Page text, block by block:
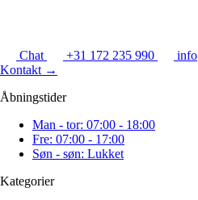
Chat +31 172 235 990
Kontakt →
Åbningstider
Man - tor: 07:00 - 18:00
Fre: 07:00 - 17:00
Søn - søn: Lukket
Kategorier